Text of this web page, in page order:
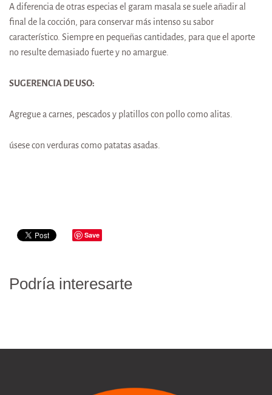
A diferencia de otras especias el garam masala se suele añadir al
final de la cocción, para conservar más intenso su sabor
característico. Siempre en pequeñas cantidades, para que el aporte
no resulte demasiado fuerte y no amargue.
SUGERENCIA DE USO:
Agregue a carnes, pescados y platillos con pollo como alitas.
úsese con verduras como patatas asadas.
Save
Podría interesarte